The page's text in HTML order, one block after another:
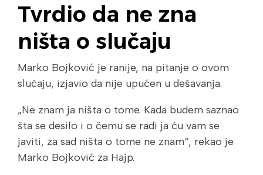
Tvrdio da ne zna
ništa o slučaju
Marko Bojković je ranije, na pitanje o ovom
slučaju, izjavio da nije upućen u dešavanja.
„Ne znam ja ništa o tome. Kada budem saznao
šta se desilo i o čemu se radi ja ću vam se
javiti, za sad ništa o tome ne znam“, rekao je
Marko Bojković za Hajp.